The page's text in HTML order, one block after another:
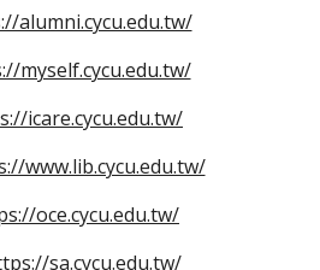
alumni.cycu.edu.tw/
myself.cycu.edu.tw/
icare.cycu.edu.tw/
www.lib.cycu.edu.tw/
oce.cycu.edu.tw/
sa.cycu.edu.tw/